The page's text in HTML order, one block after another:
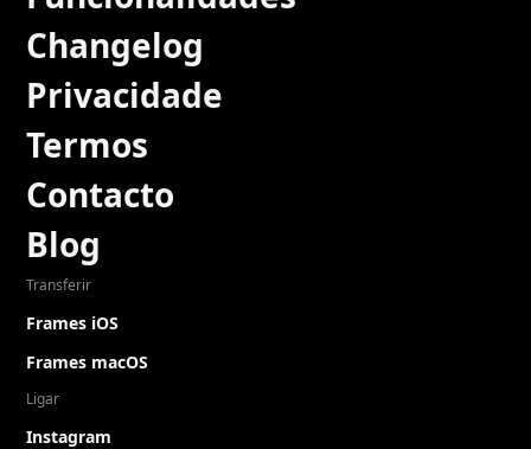
Changelog
Privacidade
Termos
Contacto
Blog
Transferir
Frames iOS
Frames macOS
Ligar
Instagram